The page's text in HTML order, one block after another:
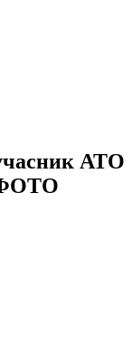
АТО
ФОТО